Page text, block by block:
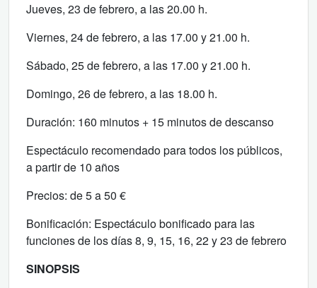
Jueves, 23 de febrero, a las 20.00 h.
Viernes, 24 de febrero, a las 17.00 y 21.00 h.
Sábado, 25 de febrero, a las 17.00 y 21.00 h.
Domingo, 26 de febrero, a las 18.00 h.
Duración: 160 minutos + 15 minutos de descanso
Espectáculo recomendado para todos los públicos,
a partir de 10 años
Precios: de 5 a 50 €
Bonificación: Espectáculo bonificado para las
funciones de los días 8, 9, 15, 16, 22 y 23 de febrero
SINOPSIS